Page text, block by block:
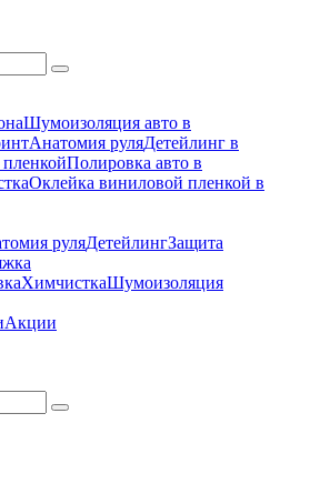
Шумоизоляция авто в
Анатомия руляДетейлинг в
Полировка авто в
Оклейка виниловой пленкой в
руляДетейлингЗащита
ХимчисткаШумоизоляция
Акции